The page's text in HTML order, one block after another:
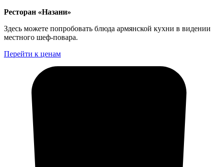
Ресторан «Назани»
Здесь можете попробовать блюда армянской кухни в видении
местного шеф-повара.
Перейти к ценам